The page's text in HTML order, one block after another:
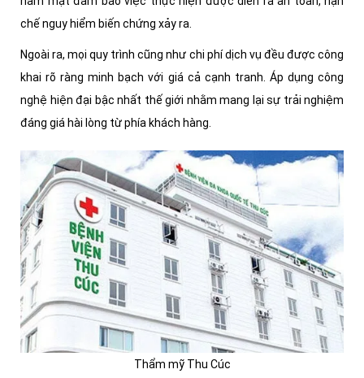
chế nguy hiểm biến chứng xảy ra.
Ngoài ra, mọi quy trình cũng như chi phí dịch vụ đều được công
khai rõ ràng minh bạch với giá cả cạnh tranh. Áp dụng công
nghệ hiện đại bậc nhất thế giới nhằm mang lại sự trải nghiệm
đáng giá hài lòng từ phía khách hàng.
Thẩm mỹ Thu Cúc